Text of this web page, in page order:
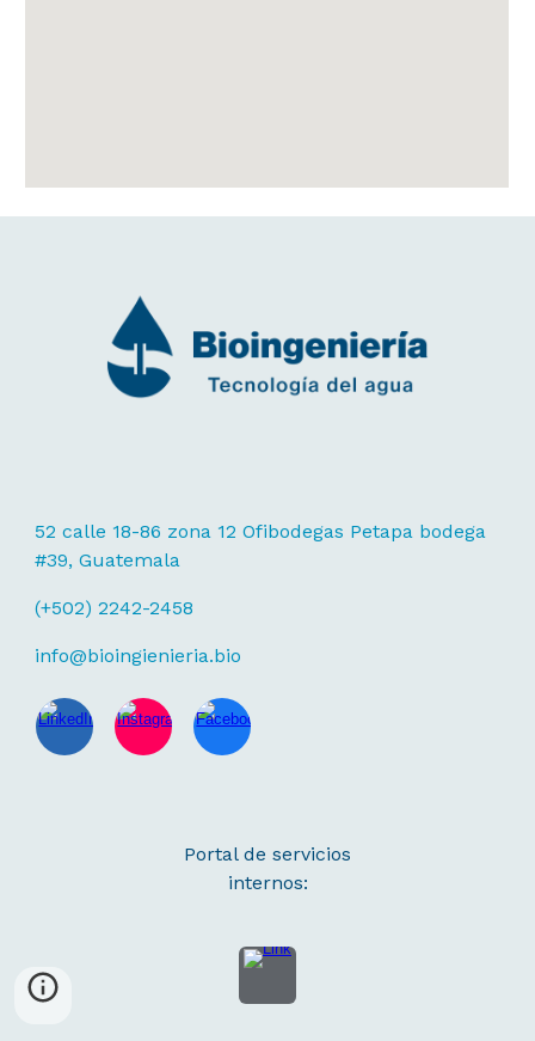
52 calle 18-86 zona 12 Ofibodegas Petapa bodega
#39, Guatemala
(+502) 2242-2458
info@bioingienieria.bio
Portal de servicios
internos: